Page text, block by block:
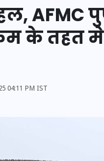
AFMC
के तहत
04:11 PM IST